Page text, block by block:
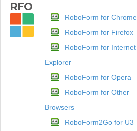
RFO
RoboForm for Chrome
RoboForm for Firefox
RoboForm for Internet
Explorer
RoboForm for Opera
RoboForm for Other
Browsers
RoboForm2Go for U3